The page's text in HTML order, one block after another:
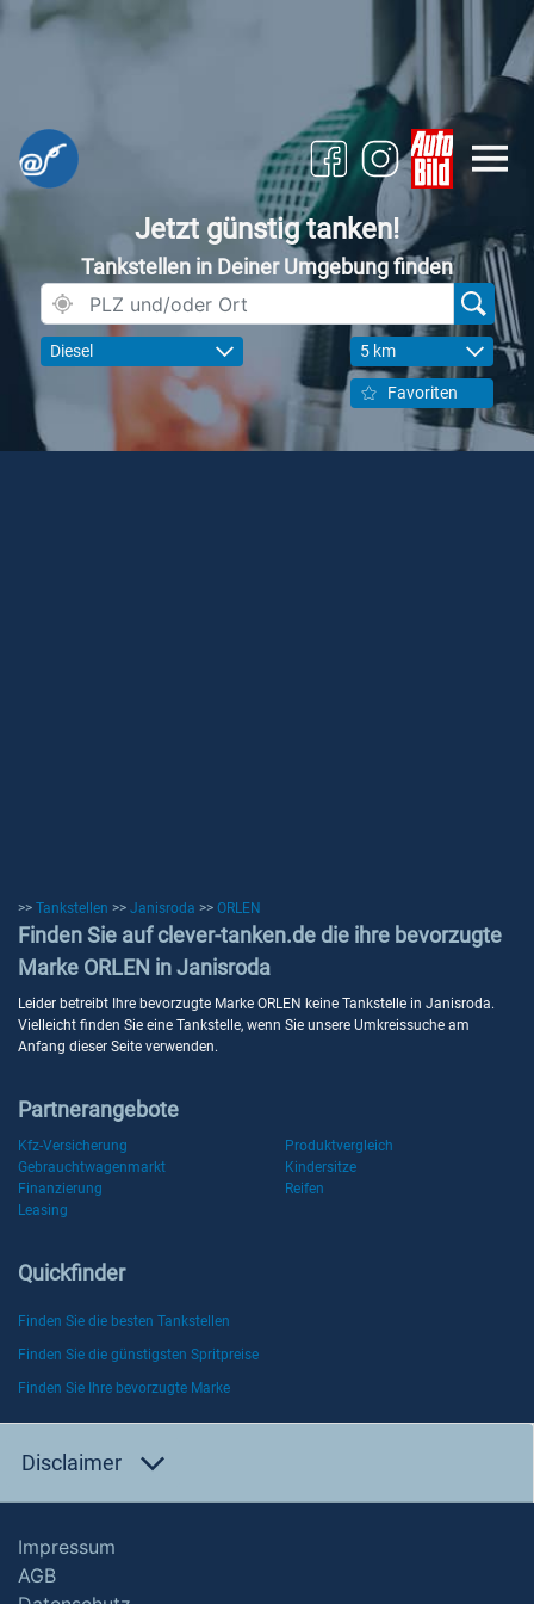
Jetzt günstig tanken!
Tankstellen in Deiner Umgebung finden
Diesel 5 km
Favoriten
>> Tankstellen >> Janisroda >> ORLEN
Finden Sie auf clever-tanken.de die ihre bevorzugte
Marke ORLEN in Janisroda
Leider betreibt Ihre bevorzugte Marke ORLEN keine Tankstelle in Janisroda.
Vielleicht finden Sie eine Tankstelle, wenn Sie unsere Umkreissuche am
Anfang dieser Seite verwenden.
Partnerangebote
Kfz-Versicherung
Produktvergleich
Gebrauchtwagenmarkt
Kindersitze
Finanzierung
Reifen
Leasing
Quickfinder
Finden Sie die besten Tankstellen
Finden Sie die günstigsten Spritpreise
Finden Sie Ihre bevorzugte Marke
Disclaimer
Impressum
AGB